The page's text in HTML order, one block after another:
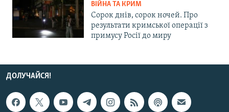
ВІЙНА ТА КРИМ
Сорок днів, сорок ночей. Про
результати кримської операції з
примусу Росії до миру
ДОЛУЧАЙСЯ!